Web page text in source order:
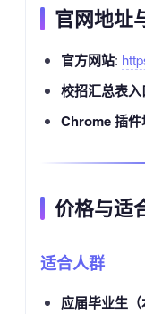
官网地址
官方网站:
校招汇总表入
Chrome 插件
价格与适
适合人群
应届毕业生（